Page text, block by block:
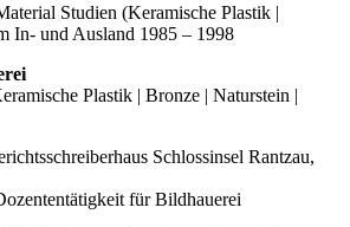
Studien (Keramische Plastik |
In- und Ausland 1985 – 1998
Plastik | Bronze | Naturstein |
Schlossinsel Rantzau,
für Bildhauerei